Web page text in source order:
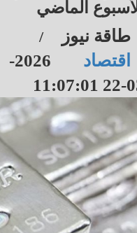
الماضي
طاقة نيوز /
اقتصاد
2026-
03-22